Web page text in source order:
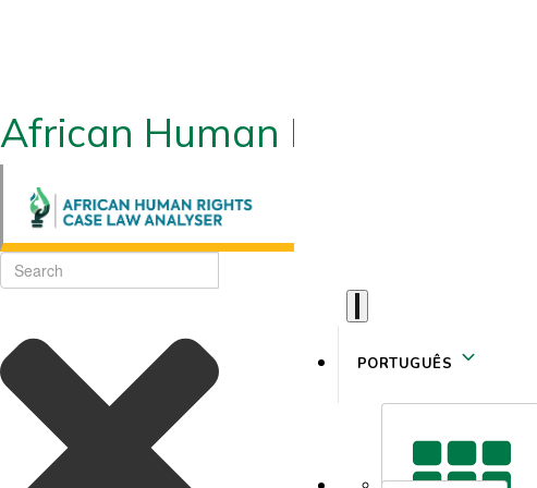
African Human Rights CLA 2.0
PORTUGUÊS